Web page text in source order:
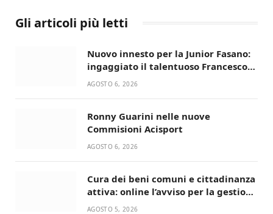
Gli articoli più letti
Nuovo innesto per la Junior Fasano:
ingaggiato il talentuoso Francesco
Lupo Timini
AGOSTO 6, 2026
Ronny Guarini nelle nuove
Commisioni Acisport
AGOSTO 6, 2026
Cura dei beni comuni e cittadinanza
attiva: online l’avviso per la gestione
condivisa della Villetta di Laureto
AGOSTO 5, 2026